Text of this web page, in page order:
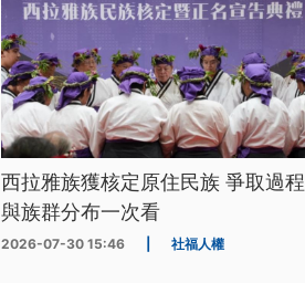
西拉雅族獲核定原住民族 爭取過程
與族群分布一次看
2026-07-30 15:46 社福人權